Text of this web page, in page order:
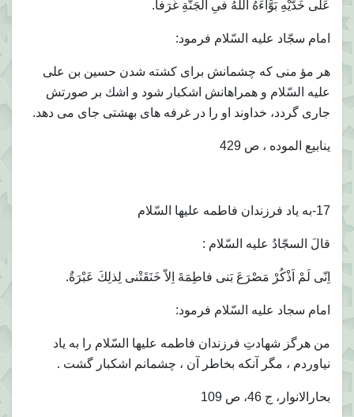
عَلى خَدَّيْهِ بَوَّاءَهُ اللّهُ فىِ الْجَنَّةِ غُرَفاً.
امام سجّاد عليه السّلام فرمود:
هر مؤ منى كه چشمانش براى كشته شدن حسين بن على
عليه السّلام و همراهانش اشكبار شود و اشك بر صورتش
جارى گردد، خداوند او را در غرفه هاى بهشتى جاى مى دهد.
ينابيع الموده ، ص 429
17-به ياد فرزندان فاطمه عليها السّلام
قالَ السجّادُ عليه السّلام :
اِنّى لَمْ اَذْكُرْ مَصْرَعَ بَنى فاطِمَةَ اِلاّ خَنَقَتْنى لِذلِكَ عَبْرَةٌ.
امام سجاد عليه السّلام فرمود:
من هرگز شهادتِ فرزندان فاطمه عليها السّلام را به ياد
نياوردم ، مگر آنكه بخاطر آن ، چشمانم اشكبار گشت .
بحارالانوار، ج 46، ص 109